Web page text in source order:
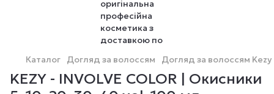
Каталог Догляд за волоссям Догляд за волоссям Kezy
KEZY - INVOLVE COLOR | Окисники